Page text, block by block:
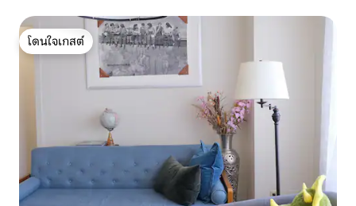
โดนใจเกสต์
โดนใจเกสต์